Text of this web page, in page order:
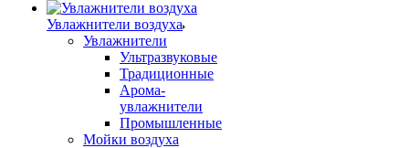
Увлажнители воздуха
Увлажнители
Ультразвуковые
Традиционные
Арома-
увлажнители
Промышленные
Мойки воздуха